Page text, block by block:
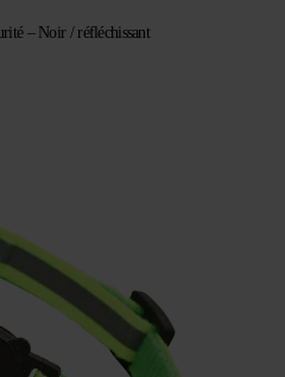
– Noir / réfléchissant